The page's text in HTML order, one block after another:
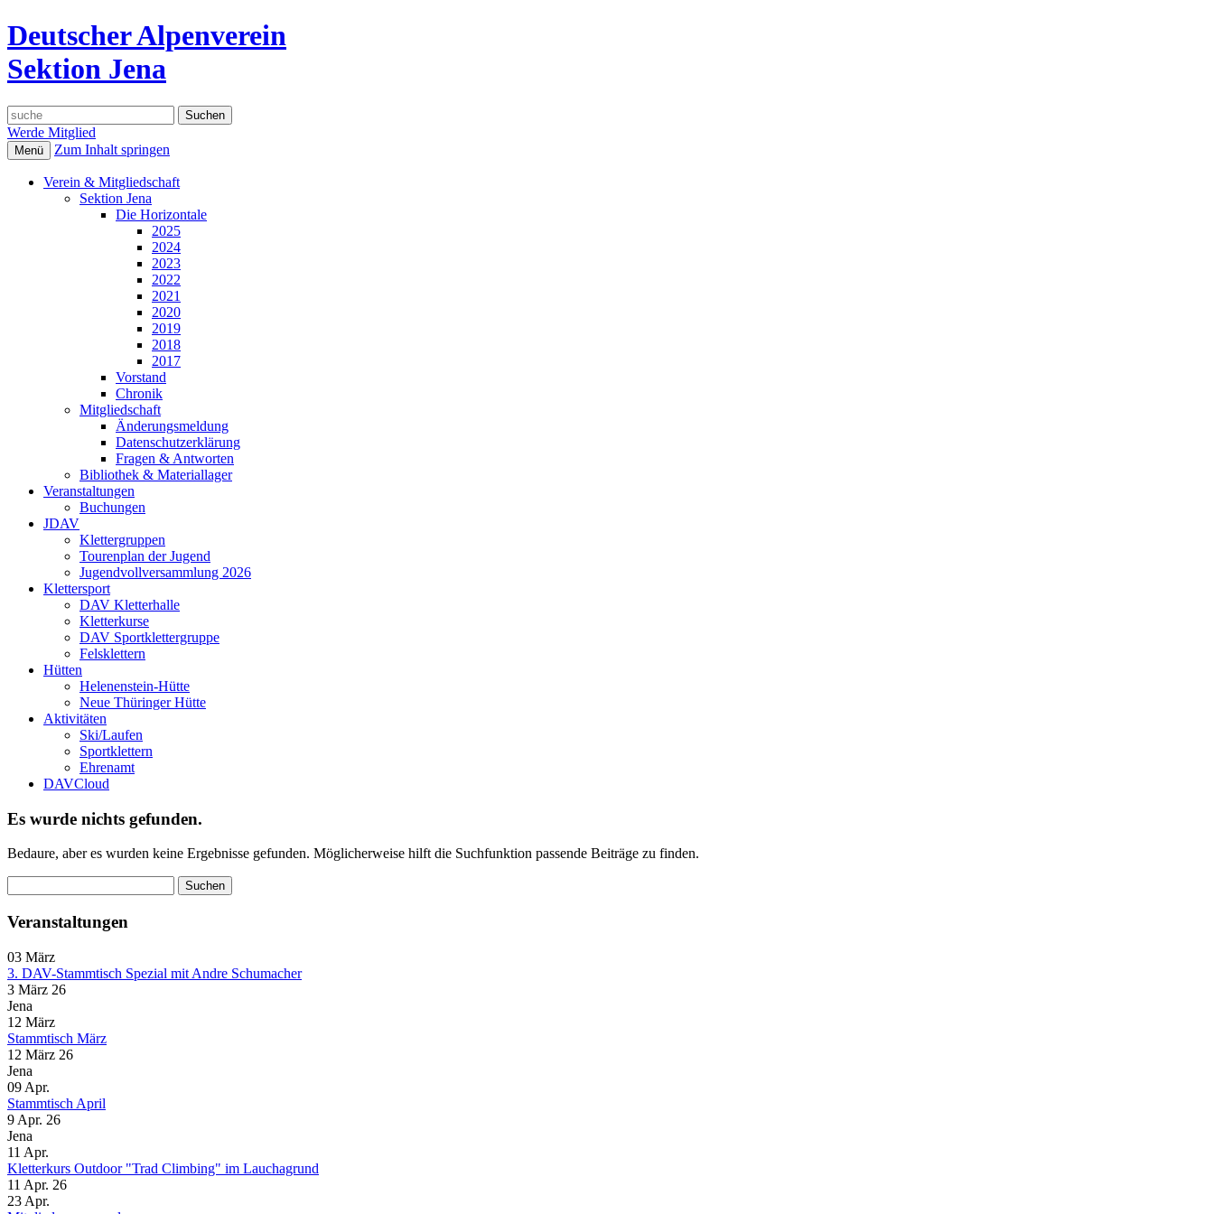
Deutscher Alpenverein
Sektion Jena
Suche
nach:
Werde Mitglied
Menü Zum Inhalt springen
Verein & Mitgliedschaft
Sektion Jena
Die Horizontale
2025
2024
2023
2022
2021
2020
2019
2018
2017
Vorstand
Chronik
Mitgliedschaft
Änderungsmeldung
Datenschutzerklärung
Fragen & Antworten
Bibliothek & Materiallager
Veranstaltungen
Buchungen
JDAV
Klettergruppen
Tourenplan der Jugend
Jugendvollversammlung 2026
Klettersport
DAV Kletterhalle
Kletterkurse
DAV Sportklettergruppe
Felsklettern
Hütten
Helenenstein-Hütte
Neue Thüringer Hütte
Aktivitäten
Ski/Laufen
Sportklettern
Ehrenamt
DAVCloud
Es wurde nichts gefunden.
Bedaure, aber es wurden keine Ergebnisse gefunden. Möglicherweise hilft die Suchfunktion passende Beiträge zu finden.
nach:
Veranstaltungen
03 März
3. DAV-Stammtisch Spezial mit Andre Schumacher
3 März 26
Jena
12 März
Stammtisch März
12 März 26
Jena
09 Apr.
Stammtisch April
9 Apr. 26
Jena
11 Apr.
Kletterkurs Outdoor "Trad Climbing" im Lauchagrund
11 Apr. 26
23 Apr.